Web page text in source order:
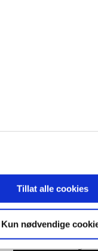
Tillat alle cookies
Kun nødvendige
Arena)
G15 D-sluttspill:
(Treningsbanen)
G15 Finale